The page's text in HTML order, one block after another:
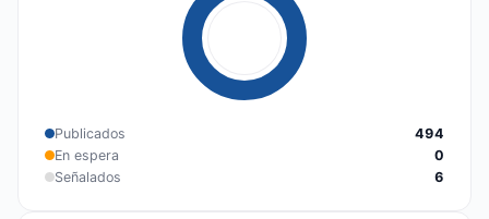
Publicados
494
En espera
0
Señalados
6